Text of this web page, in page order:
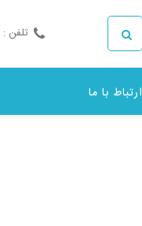
تلفن :
ارتباط با ما